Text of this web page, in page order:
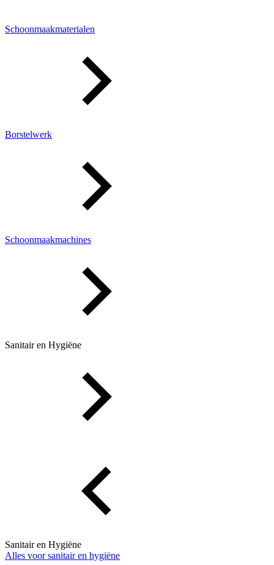
Schoonmaakmaterialen
Borstelwerk
Schoonmaakmachines
Sanitair en Hygiëne
Sanitair en Hygiëne
Alles voor sanitair en hygiëne